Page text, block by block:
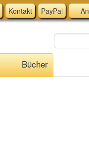
Kontakt PayPal
Bücher